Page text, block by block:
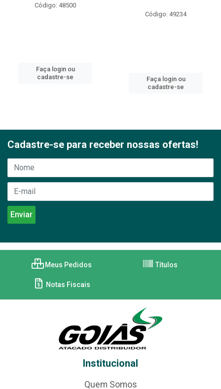
Código: 48500
Faça login ou
cadastre-se
Código: 49234
Faça login ou
cadastre-se
Cadastre-se para receber nossas ofertas!
Meus Pedidos Títulos
Notas Fiscais
Institucional
Quem Somos